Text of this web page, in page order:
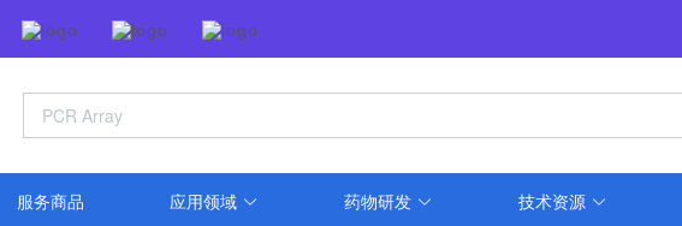
服务商品 应用领域 药物研发 技术资源